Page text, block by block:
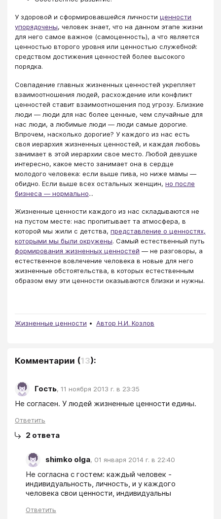
У здоровой и сформировавшейся личности ценности
упорядочены, человек знает, что на данном этапе жизни
для него самое важное (самоценность), а что является
ценностью второго уровня или ценностью служебной:
средством достижения ценностей более высокого
порядка.
Совпадение главных жизненных ценностей укрепляет
взаимоотношения людей, расхождение или конфликт
ценностей ставит взаимоотношения под угрозу. Близкие
люди — люди для нас более ценные, чем случайные для
нас люди, а любимые люди — люди самые дорогие.
Впрочем, насколько дорогие? У каждого из нас есть
своя иерархия жизненных ценностей, и каждая любовь
занимает в этой иерархии свое место. Любой девушке
интересно, какое место занимает она в сердце
молодого человека: если выше пива, но ниже мамы —
обидно. Если выше всех остальных женщин, но после
бизнеса — нормально...
Жизненные ценности каждого из нас складываются не
на пустом месте: нас пропитывает та атмосфера, в
которой мы жили с детства, представление о ценностях,
которыми мы были окружены. Самый естественный путь
формирования жизненных ценностей — не разговоры, а
естественное вовлечение человека в новые для него
жизненные обстоятельства, в которых естественным
образом ему эти ценности оказываются близки и нужны.
Жизненные ценности Автор Н.И. Козлов
Комментарии (13):
Гость, 11 ноября 2013 г. в 23:35
Не согласен. У людей жизненные ценности едины.
Ответить
2 ответа
shimko olga, 01 января 2014 г. в 22:40
Не согласна с гостем: каждый человек -
индивидуальность, личность, и у каждого
человека свои ценности, индивидуальны
Ответить